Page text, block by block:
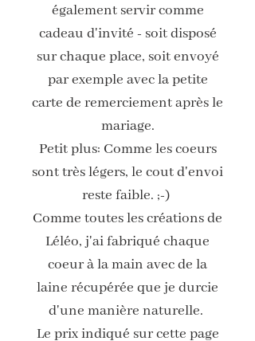
également servir comme
cadeau d'invité - soit disposé
sur chaque place, soit envoyé
par exemple avec la petite
carte de remerciement après le
mariage.
Petit plus: Comme les coeurs
sont très légers, le cout d'envoi
reste faible. ;-)
Comme toutes les créations de
Léléo, j'ai fabriqué chaque
coeur à la main avec de la
laine récupérée que je durcie
d'une manière naturelle.
Le prix indiqué sur cette page